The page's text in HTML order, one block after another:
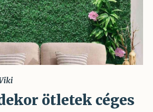
ötletek céges